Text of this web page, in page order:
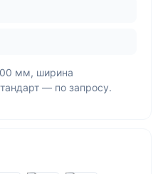
мм, ширина
— по запросу.